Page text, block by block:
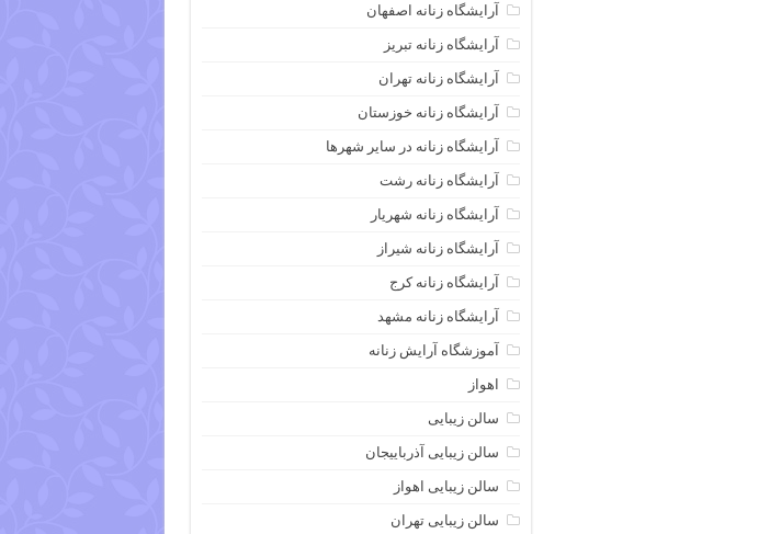
آرایشگاه زنانه اصفهان
آرایشگاه زنانه تبریز
آرایشگاه زنانه تهران
آرایشگاه زنانه خوزستان
آرایشگاه زنانه در سایر شهرها
آرایشگاه زنانه رشت
آرایشگاه زنانه شهریار
آرایشگاه زنانه شیراز
آرایشگاه زنانه کرج
آرایشگاه زنانه مشهد
آموزشگاه آرایش زنانه
اهواز
سالن زیبایی
سالن زیبایی آذرباییجان
سالن زیبایی اهواز
سالن زیبایی تهران